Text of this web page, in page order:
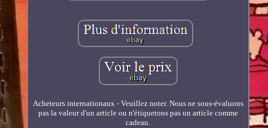
Acheteurs internationaux - Veuillez noter. Nous ne sous-évaluons
pas la valeur d'un article ou n'étiquetons pas un article comme
cadeau.